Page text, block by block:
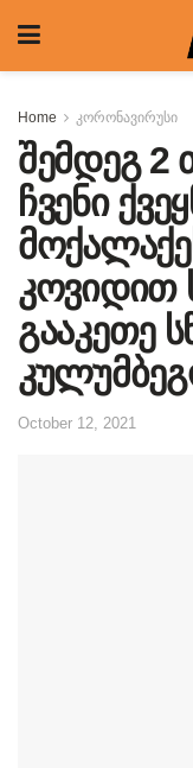
Home კორონავირუსი
შემდეგ 2
ჩვენი
კოვიდით
გააკეთე
October 12, 2021